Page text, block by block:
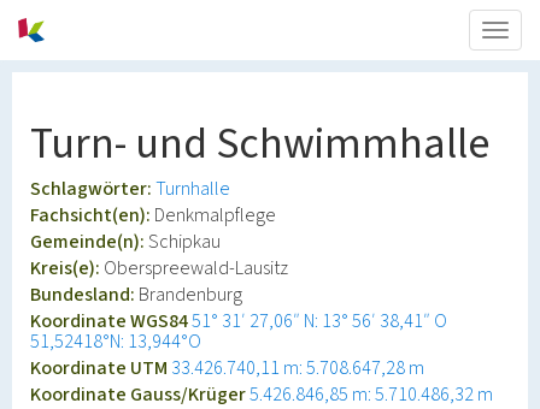
Turn- und Schwimmhalle
Schlagwörter:Turnhalle
Fachsicht(en): Denkmalpflege
Gemeinde(n):Schipkau
Kreis(e): Oberspreewald-Lausitz
Bundesland: Brandenburg
Koordinate WGS8451° 31′ 27,06″ N: 13° 56′ 38,41″ O
51,52418°N: 13,944°O
Koordinate UTM 33.426.740,11 m: 5.708.647,28 m
Koordinate Gauss/Krüger5.426.846,85 m: 5.710.486,32 m